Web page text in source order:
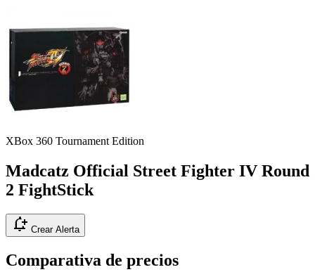
XBox 360 Tournament Edition
Madcatz Official Street Fighter IV Round
2 FightStick
notification_add Crear Alerta
Comparativa de precios